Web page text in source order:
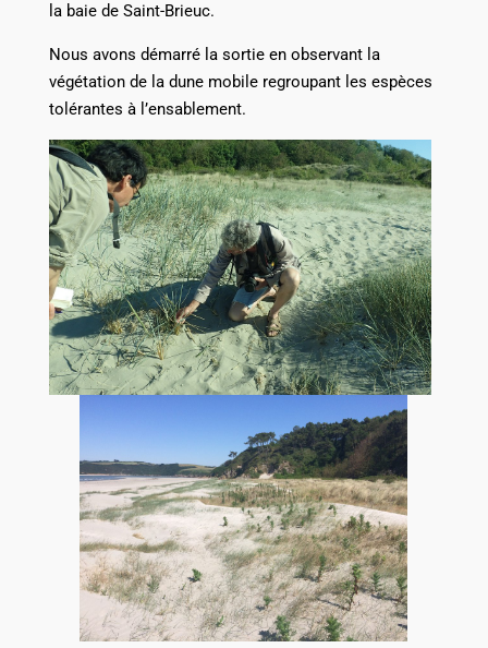
la baie de Saint-Brieuc.
Nous avons démarré la sortie en observant la
végétation de la dune mobile regroupant les espèces
tolérantes à l’ensablement.